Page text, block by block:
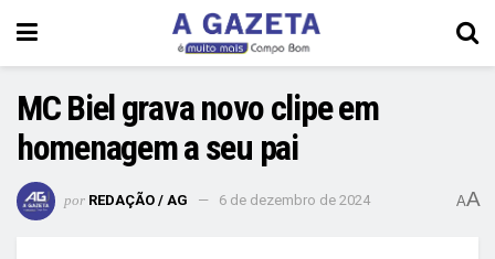
MC Biel grava novo clipe em
homenagem a seu pai
por REDAÇÃO / AG 6 de dezembro de 2024 AA